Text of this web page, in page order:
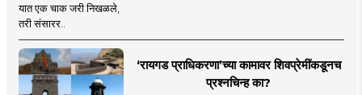
यात एक चाक जरी निखळले,
तरी संसारर..
‘रायगड प्राधिकरणा’च्या कामावर शिवप्रेमींकडूनच
प्रश्नचिन्ह का?